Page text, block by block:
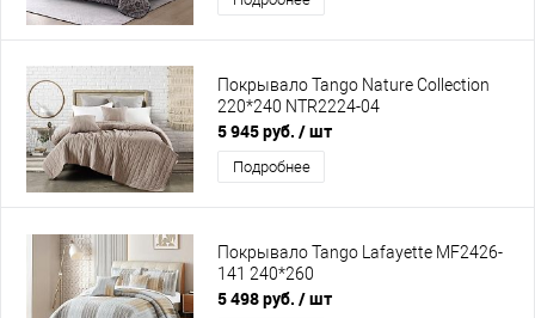
Покрывало Tango Nature Collection
220*240 NTR2224-04
5 945 руб. / шт
Подробнее
Покрывало Tango Lafayette MF2426-
141 240*260
5 498 руб. / шт